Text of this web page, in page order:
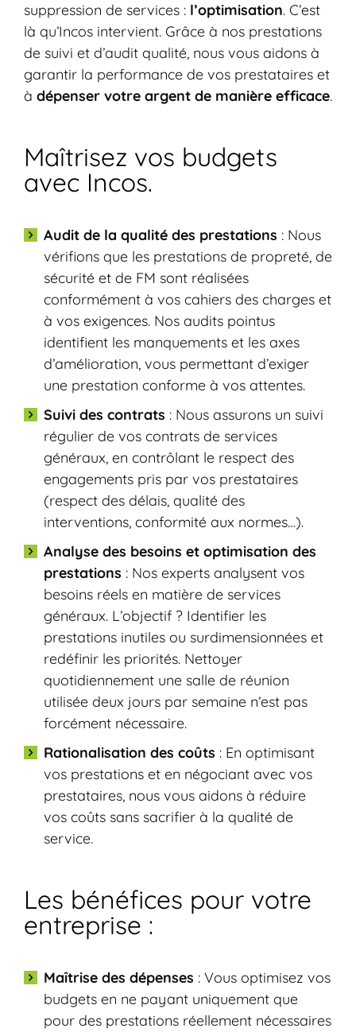
suppression de services : l’optimisation. C’est
là qu’Incos intervient. Grâce à nos prestations
de suivi et d’audit qualité, nous vous aidons à
garantir la performance de vos prestataires et
à dépenser votre argent de manière efficace.
Maîtrisez vos budgets
avec Incos.
Audit de la qualité des prestations : Nous
vérifions que les prestations de propreté, de
sécurité et de FM sont réalisées
conformément à vos cahiers des charges et
à vos exigences. Nos audits pointus
identifient les manquements et les axes
d’amélioration, vous permettant d’exiger
une prestation conforme à vos attentes.
Suivi des contrats : Nous assurons un suivi
régulier de vos contrats de services
généraux, en contrôlant le respect des
engagements pris par vos prestataires
(respect des délais, qualité des
interventions, conformité aux normes…).
Analyse des besoins et optimisation des
prestations : Nos experts analysent vos
besoins réels en matière de services
généraux. L’objectif ? Identifier les
prestations inutiles ou surdimensionnées et
redéfinir les priorités. Nettoyer
quotidiennement une salle de réunion
utilisée deux jours par semaine n’est pas
forcément nécessaire.
Rationalisation des coûts : En optimisant
vos prestations et en négociant avec vos
prestataires, nous vous aidons à réduire
vos coûts sans sacrifier à la qualité de
service.
Les bénéfices pour votre
entreprise :
Maîtrise des dépenses : Vous optimisez vos
budgets en ne payant uniquement que
pour des prestations réellement nécessaires